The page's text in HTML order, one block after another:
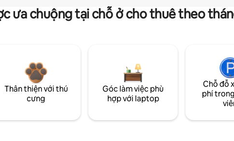
ưa chuộng tại chỗ ở cho thuê theo
Thân thiện với thú
cưng
Góc làm việc phù
hợp với laptop
Chỗ đỗ
phí